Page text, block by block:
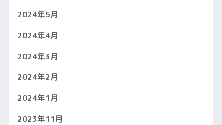
2024年5月
2024年4月
2024年3月
2024年2月
2024年1月
2023年11月